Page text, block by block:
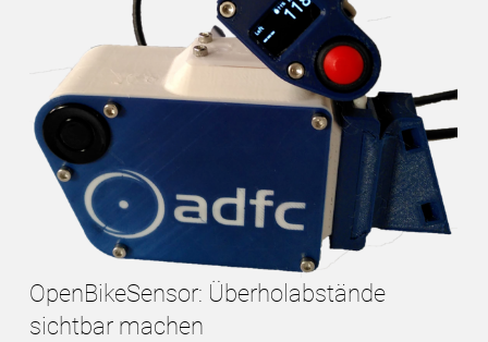
OpenBikeSensor: Überholabstände
sichtbar machen